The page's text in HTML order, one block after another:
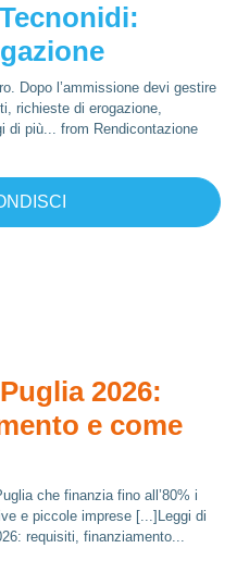
Dopo l’ammissione devi gestire
richieste di erogazione,
di più... from Rendicontazione
2026:
e come
che finanzia fino all’80% i
e piccole imprese [...]Leggi di
requisiti, finanziamento...